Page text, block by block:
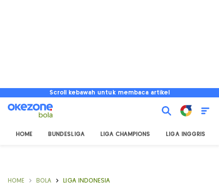
Scroll kebawah untuk membaca artikel
HOME BUNDESLIGA LIGA CHAMPIONS LIGA INGGRIS
HOME BOLA LIGA INDONESIA